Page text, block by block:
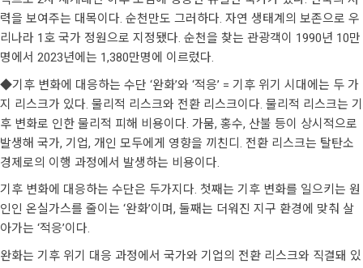
력을 보여주는 대목이다. 순천만도 그러하다. 자연 생태계의 보존으로 우
리나라 1호 국가 정원으로 지정됐다. 순천을 찾는 관광객이 1990년 10만
명에서 2023년에는 1,380만명에 이르렀다.
◆기후 변화에 대응하는 수단 ‘완화’와 ‘적응’ = 기후 위기 시대에는 두 가
지 리스크가 있다. 물리적 리스크와 전환 리스크이다. 물리적 리스크는 기
후 변화로 인한 물리적 피해 비용이다. 가뭄, 홍수, 산불 등이 상시적으로
발생해 국가, 기업, 개인 모두에게 영향을 끼친디. 전환 리스크는 탈탄소
경제로의 이행 과정에서 발생하는 비용이다.
기후 변화에 대응하는 수단은 두가지다. 첫째는 기후 변화를 일으키는 원
인인 온실가스를 줄이는 ‘완화’이며, 둘째는 더워진 지구 환경에 맞춰 살
아가는 ‘적응’이다.
완화는 기후 위기 대응 과정에서 국가와 기업의 전환 리스크와 직결돼 있